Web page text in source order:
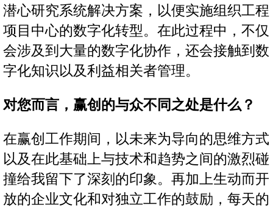
潜心研究系统解决方案，以便实施组织工程
项目中心的数字化转型。在此过程中，不仅
会涉及到大量的数字化协作，还会接触到数
字化知识以及利益相关者管理。
对您而言，赢创的与众不同之处是什么？
在赢创工作期间，以未来为导向的思维方式
以及在此基础上与技术和趋势之间的激烈碰
撞给我留下了深刻的印象。再加上生动而开
放的企业文化和对独立工作的鼓励，每天的